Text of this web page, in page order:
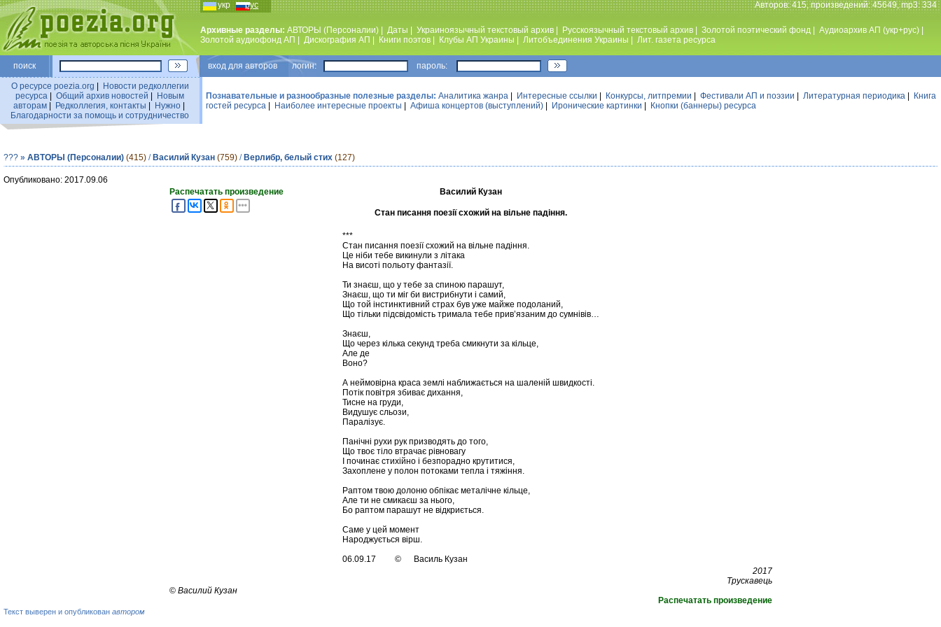
укр рус Авторов: 415, произведений: 45649, mp3: 334
Архивные разделы: АВТОРЫ (Персоналии) Даты Украиноязычный текстовый архив Русскоязычный текстовый архив Золотой поэтический фонд Аудиоархив АП (укр+рус)
Золотой аудиофонд АП
Дискография АП Книги поэтов Клубы АП Украины Литобъединения Украины Лит. газета ресурса
поиск вход для авторов логин: пароль:
О ресурсе poezia.org
Новости редколлегии
ресурса
Общий архив новостей
Новым
авторам| Редколлегия, контакты Нужно|
Благодарности за помощь и сотрудничество
Познавательные и разнообразные полезные разделы: Аналитика жанра Интересные ссылки Конкурсы, литпремии Фестивали АП и поэзии Литературная периодика
Книга
гостей ресурса
Наиболее интересные проекты Афиша концертов (выступлений) Иронические картинки Кнопки (баннеры) ресурса
??? » АВТОРЫ (Персоналии) (415) / Василий Кузан (759) / Верлибр, белый стих (127)
Опубликовано: 2017.09.06
Распечатать произведение
Василий Кузан
Стан писання поезії схожий на вільне падіння.
***
Стан писання поезії схожий на вільне падіння.
Це ніби тебе викинули з літака
На висоті польоту фантазії.
Ти знаєш, що у тебе за спиною парашут,
Знаєш, що ти міг би вистрибнути і самий,
Що той інстинктивний страх був уже майже подоланий,
Що тільки підсвідомість тримала тебе прив’язаним до сумнівів…
Знаєш,
Що через кілька секунд треба смикнути за кільце,
Але де
Воно?
А неймовірна краса землі наближається на шаленій швидкості.
Потік повітря збиває дихання,
Тисне на груди,
Видушує сльози,
Паралізує.
Панічні рухи рук призводять до того,
Що твоє тіло втрачає рівновагу
І починає стихійно і безпорадно крутитися,
Захоплене у полон потоками тепла і тяжіння.
Раптом твою долоню обпікає металічне кільце,
Але ти не смикаєш за нього,
Бо раптом парашут не відкриється.
Саме у цей момент
Народжується вірш.
06.09.17 © Василь Кузан
2017
Трускавець
© Василий Кузан
Распечатать произведение
Текст выверен и опубликован автором